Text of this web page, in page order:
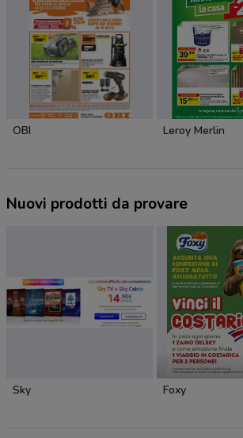
OBI Leroy Merlin
Nuovi prodotti da provare
Sky Foxy